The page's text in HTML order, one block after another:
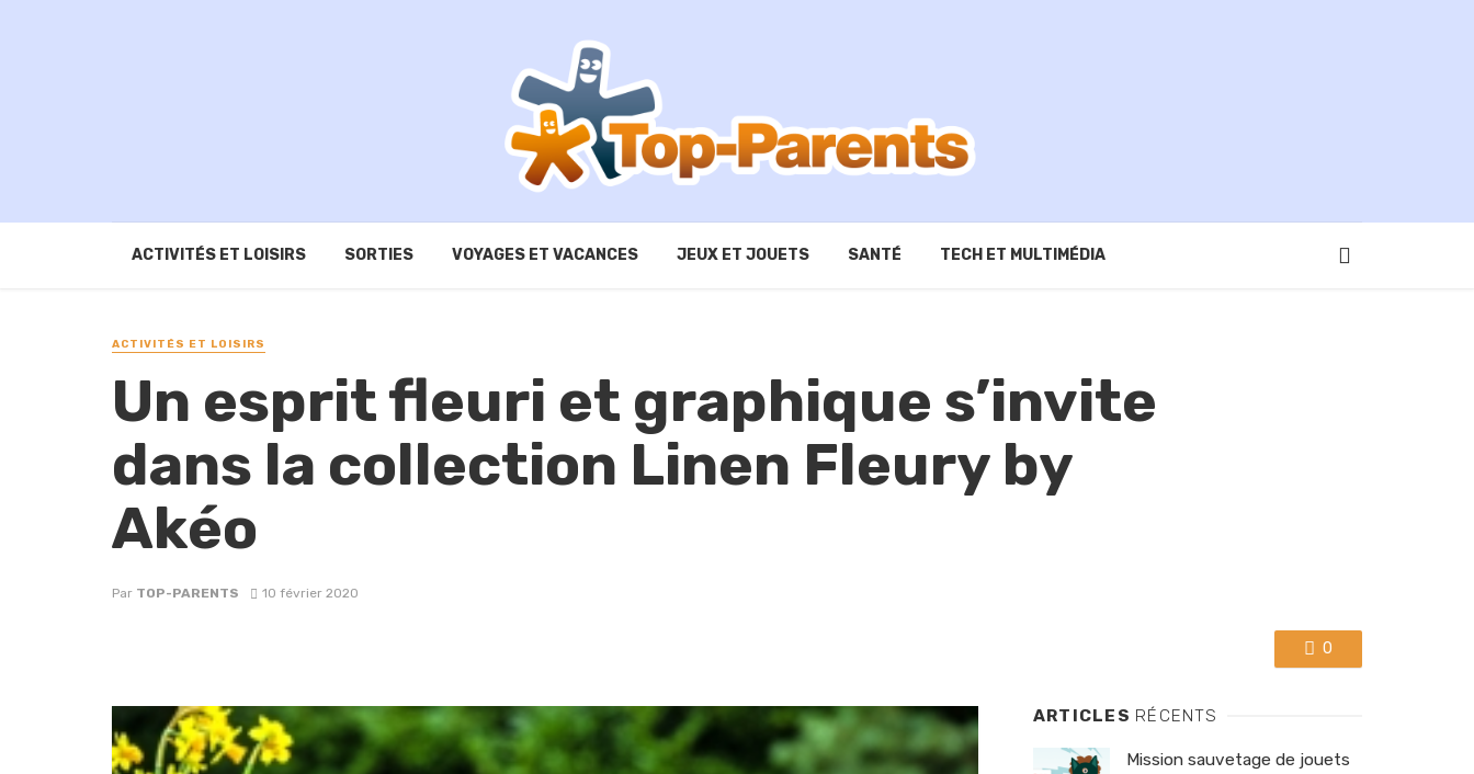
ACTIVITÉS ET LOISIRS SORTIES VOYAGES ET VACANCES JEUX ET JOUETS SANTÉ TECH ET MULTIMÉDIA
ACTIVITÉS ET LOISIRS
Un esprit fleuri et graphique s’invite
dans la collection Linen Fleury by
Akéo
Par TOP-PARENTS 10 février 2020
0
ARTICLES RÉCENTS
Mission sauvetage de jouets